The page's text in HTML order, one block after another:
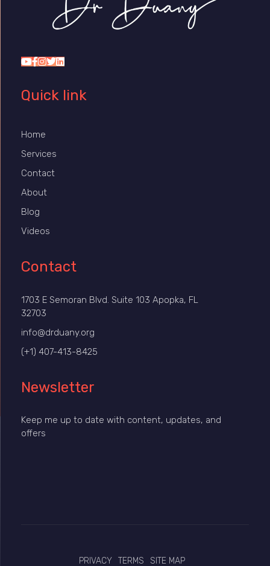
Quick link
Home
Services
Contact
About
Blog
Videos
Contact
1703 E Semoran Blvd. Suite 103 Apopka, FL
32703
info@drduany.org
(+1) 407-413-8425
Newsletter
Keep me up to date with content, updates, and
offers
PRIVACY TERMS SITE MAP